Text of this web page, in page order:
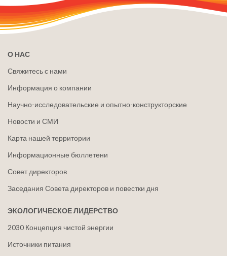
О НАС
Свяжитесь с нами
Информация о компании
Научно-исследовательские и опытно-конструкторские
Новости и СМИ
Карта нашей территории
Информационные бюллетени
Совет директоров
Заседания Совета директоров и повестки дня
ЭКОЛОГИЧЕСКОЕ ЛИДЕРСТВО
2030 Концепция чистой энергии
Источники питания